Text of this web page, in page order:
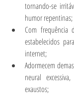
tornando-se
humor repentinas;
Com frequência
estabelecidos
internet;
Adormecem
neural
exaustos;